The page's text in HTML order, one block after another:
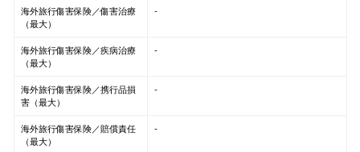
海外旅行傷害保険／傷害治療
（最大）
-
海外旅行傷害保険／疾病治療
（最大）
-
海外旅行傷害保険／携行品損
害（最大）
-
海外旅行傷害保険／賠償責任
（最大）
-